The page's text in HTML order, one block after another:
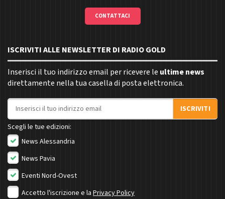
CONTATTACI
ISCRIVITI ALLE NEWSLETTER DI RADIO GOLD
Inserisci il tuo indirizzo email per ricevere le ultime news
direttamente nella tua casella di posta elettronica.
Indirizzo email
ISCRIVITI
Scegli le tue edizioni:
News Alessandria
News Pavia
Eventi Nord-Ovest
Accetto l'iscrizione e la Privacy Policy